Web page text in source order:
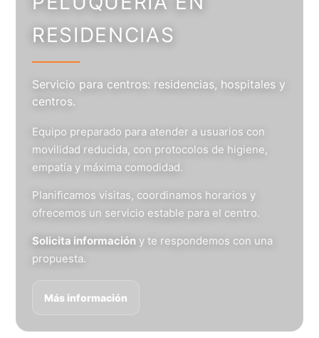
RESIDENCIAS
Servicio para centros: residencias, hospitales y
centros.
Equipo preparado para atender a usuarios con
movilidad reducida, con protocolos de higiene,
empatía y máxima comodidad.
Planificamos visitas, coordinamos horarios y
ofrecemos un servicio estable para el centro.
Solicita información y te respondemos con una
propuesta.
Más información